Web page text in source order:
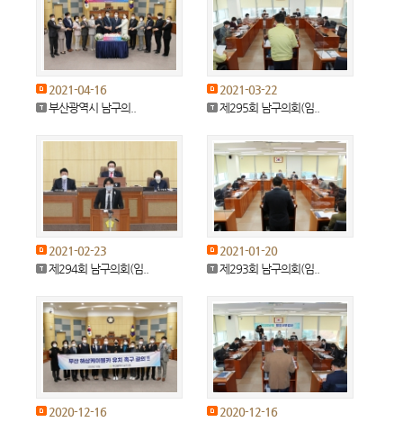
2021-04-16
부산광역시 남구의..
2021-03-22
제295회 남구의회(임..
2021-02-23
제294회 남구의회(임..
2021-01-20
제293회 남구의회(임..
2020-12-16
2020-12-16